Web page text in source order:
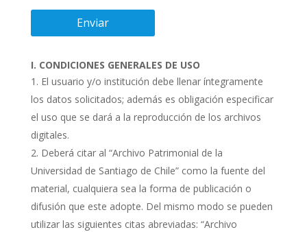
I. CONDICIONES GENERALES DE USO
El usuario y/o institución debe llenar íntegramente
los datos solicitados; además es obligación especificar
el uso que se dará a la reproducción de los archivos
digitales.
Deberá citar al “Archivo Patrimonial de la
Universidad de Santiago de Chile” como la fuente del
material, cualquiera sea la forma de publicación o
difusión que este adopte. Del mismo modo se pueden
utilizar las siguientes citas abreviadas: “Archivo